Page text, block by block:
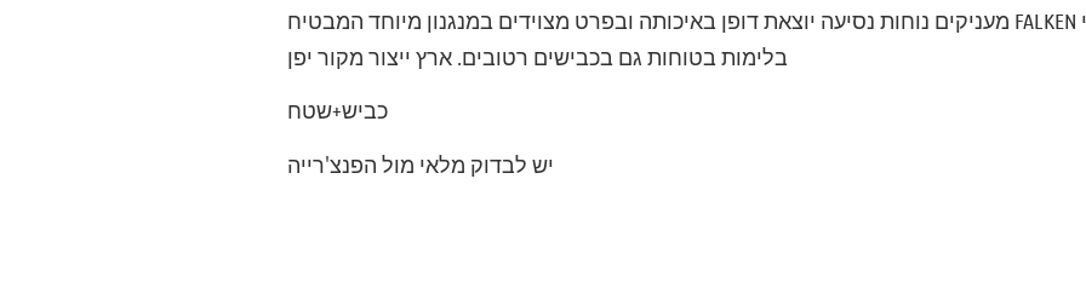
כל הדגמים של צמיגי FALKEN מעניקים נוחות נסיעה יוצאת דופן באיכותה ובפרט מצוידים במנגנון מיוחד המבטיח
בלימות בטוחות גם בכבישים רטובים. ארץ ייצור מקור יפן
כביש+שטח
יש לבדוק מלאי מול הפנצ'רייה